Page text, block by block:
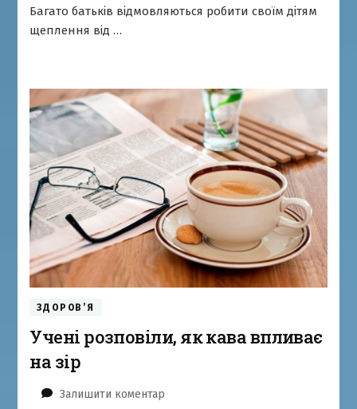
Багато батьків відмовляються робити своїм дітям
щеплення від …
ЗДОРОВ’Я
Учені розповіли, як кава впливає
на зір
Залишити коментар